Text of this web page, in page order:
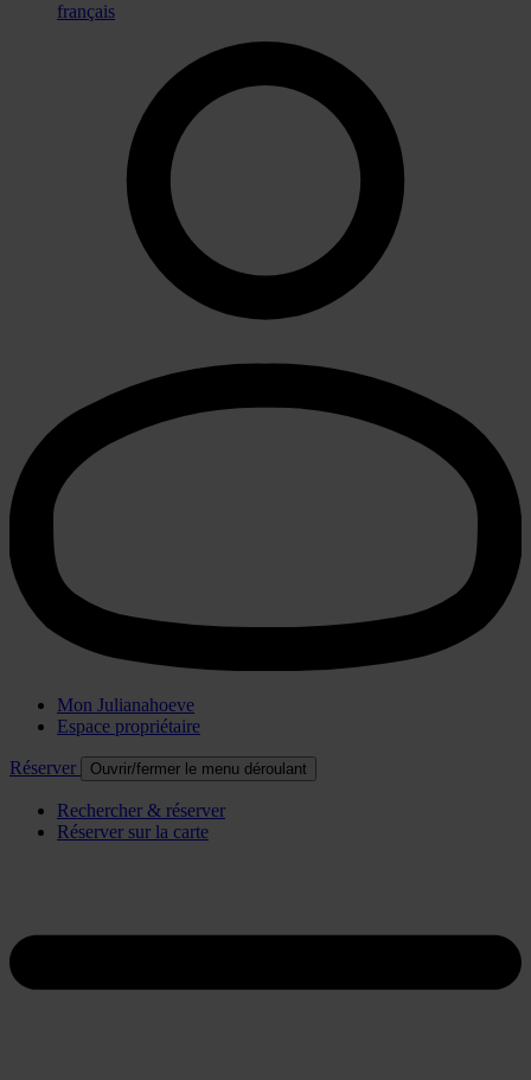
français
Mon Julianahoeve
Espace propriétaire
Réserver Ouvrir/fermer le menu déroulant
Rechercher & réserver
Réserver sur la carte